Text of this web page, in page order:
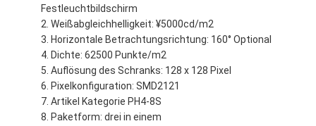
Festleuchtbildschirm
Weißabgleichhelligkeit: ¥5000cd/m2
Horizontale Betrachtungsrichtung: 160° Optional
Dichte: 62500 Punkte/m2
Auflösung des Schranks: 128 x 128 Pixel
Pixelkonfiguration: SMD2121
Artikel Kategorie PH4-8S
Paketform: drei in einem